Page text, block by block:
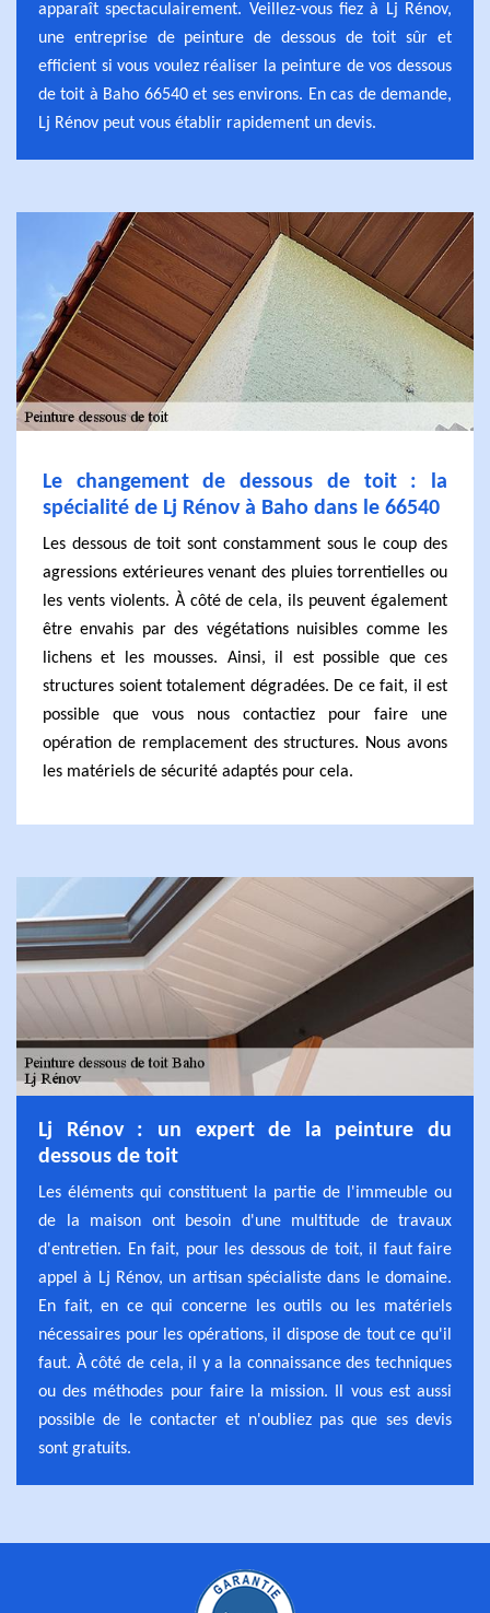
apparaît spectaculairement. Veillez-vous fiez à Lj Rénov,
une entreprise de peinture de dessous de toit sûr et
efficient si vous voulez réaliser la peinture de vos dessous
de toit à Baho 66540 et ses environs. En cas de demande,
Lj Rénov peut vous établir rapidement un devis.
Le changement de dessous de toit : la
spécialité de Lj Rénov à Baho dans le 66540
Les dessous de toit sont constamment sous le coup des
agressions extérieures venant des pluies torrentielles ou
les vents violents. À côté de cela, ils peuvent également
être envahis par des végétations nuisibles comme les
lichens et les mousses. Ainsi, il est possible que ces
structures soient totalement dégradées. De ce fait, il est
possible que vous nous contactiez pour faire une
opération de remplacement des structures. Nous avons
les matériels de sécurité adaptés pour cela.
Lj Rénov : un expert de la peinture du
dessous de toit
Les éléments qui constituent la partie de l'immeuble ou
de la maison ont besoin d'une multitude de travaux
d'entretien. En fait, pour les dessous de toit, il faut faire
appel à Lj Rénov, un artisan spécialiste dans le domaine.
En fait, en ce qui concerne les outils ou les matériels
nécessaires pour les opérations, il dispose de tout ce qu'il
faut. À côté de cela, il y a la connaissance des techniques
ou des méthodes pour faire la mission. Il vous est aussi
possible de le contacter et n'oubliez pas que ses devis
sont gratuits.